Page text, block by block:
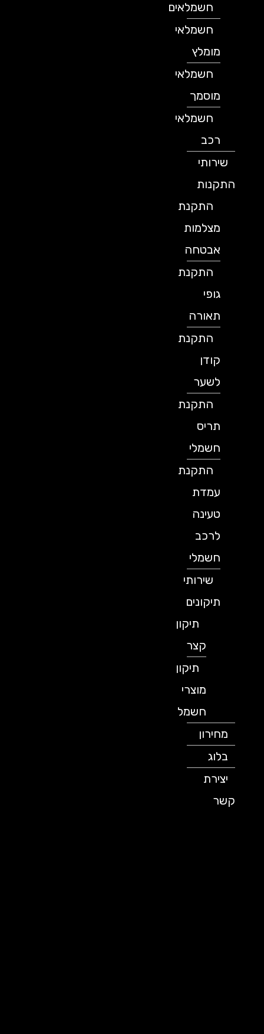
חשמלאים
חשמלאי
מומלץ
חשמלאי
מוסמך
חשמלאי
שירותי
התקנות
התקנת
מצלמות
אבטחה
התקנת
תאורה
התקנת
לשער
התקנת
תריס
חשמלי
התקנת
עמדת
טעינה
לרכב
חשמלי
שירותי
תיקונים
תיקון
תיקון
מוצרי
חשמל
מחירון
יצירת
קשר